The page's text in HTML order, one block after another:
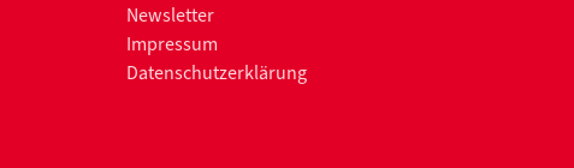
Newsletter
Impressum
Datenschutzerklärung